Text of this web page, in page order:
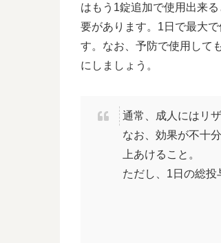
はもう1錠追加で使用出来
要があります。1日で最大
す。なお、予防で使用して
にしましょう。
通常、成人にはリ
なお、効果が不十
上あけること。
ただし、1日の総投